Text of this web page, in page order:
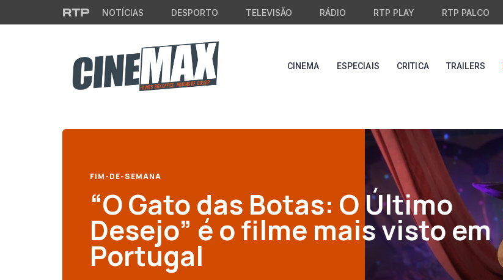
Saltar para o conteúdo principal
NOTÍCIAS DESPORTO TELEVISÃO RÁDIO RTP PLAY RTP PALCO
CINEMA ESPECIAIS CRITICA TRAILERS
FIM-DE-SEMANA
“O Gato das Botas: O Último
Desejo” é o filme mais visto em
Portugal